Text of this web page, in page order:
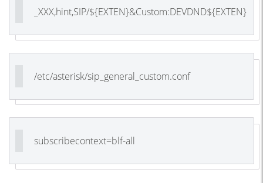
_XXX,hint,SIP/${EXTEN}&Custom:DEVDND${EXTEN}
/etc/asterisk/sip_general_custom.conf
subscribecontext=blf-all